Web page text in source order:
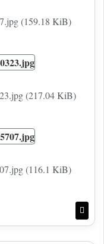
(159.18 KiB)
(217.04 KiB)
(116.1 KiB)